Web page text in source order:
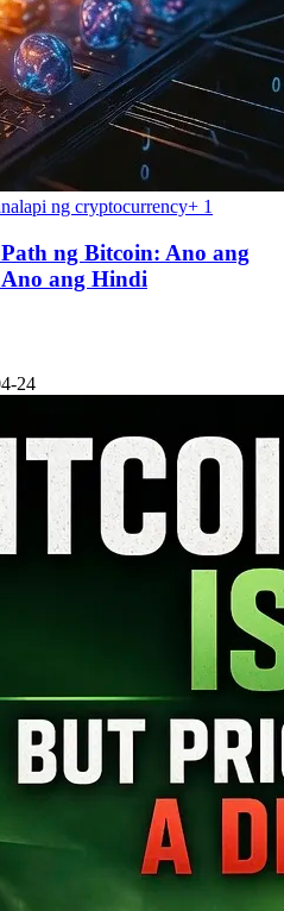
ng cryptocurrency+ 1
ng Bitcoin: Ano ang
ang Hindi
24